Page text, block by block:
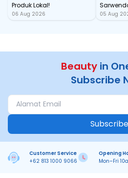
Produk Lokal!
06 Aug 2026
Semakin
05 Aug
Beauty in
Subscribe
Subscribe
Customer Service
+62 813 1000 9066
Opening
Mon–Fri